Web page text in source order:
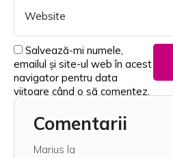
Salvează-mi numele,
emailul și site-ul web în acest
navigator pentru data
viitoare când o să comentez.
Comentarii
Marius la